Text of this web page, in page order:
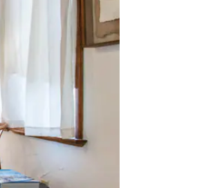
con el tacto o desliza el dedo.